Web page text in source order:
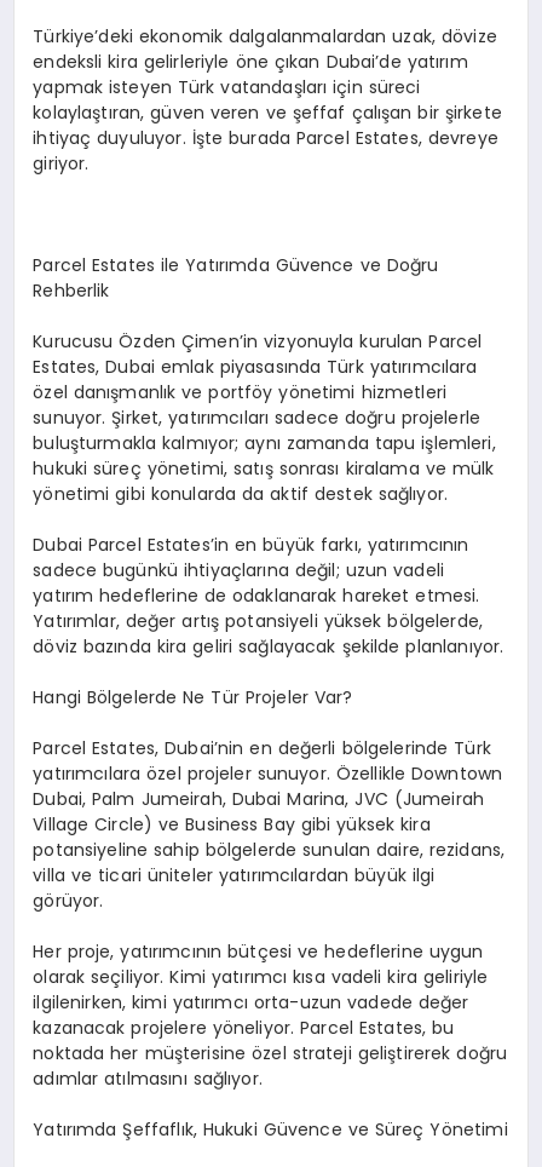
Türkiye’deki ekonomik dalgalanmalardan uzak, dövize
endeksli kira gelirleriyle öne çıkan Dubai’de yatırım
yapmak isteyen Türk vatandaşları için süreci
kolaylaştıran, güven veren ve şeffaf çalışan bir şirkete
ihtiyaç duyuluyor. İşte burada Parcel Estates, devreye
giriyor.
Parcel Estates ile Yatırımda Güvence ve Doğru
Rehberlik
Kurucusu Özden Çimen’in vizyonuyla kurulan Parcel
Estates, Dubai emlak piyasasında Türk yatırımcılara
özel danışmanlık ve portföy yönetimi hizmetleri
sunuyor. Şirket, yatırımcıları sadece doğru projelerle
buluşturmakla kalmıyor; aynı zamanda tapu işlemleri,
hukuki süreç yönetimi, satış sonrası kiralama ve mülk
yönetimi gibi konularda da aktif destek sağlıyor.
Dubai Parcel Estates’in en büyük farkı, yatırımcının
sadece bugünkü ihtiyaçlarına değil; uzun vadeli
yatırım hedeflerine de odaklanarak hareket etmesi.
Yatırımlar, değer artış potansiyeli yüksek bölgelerde,
döviz bazında kira geliri sağlayacak şekilde planlanıyor.
Hangi Bölgelerde Ne Tür Projeler Var?
Parcel Estates, Dubai’nin en değerli bölgelerinde Türk
yatırımcılara özel projeler sunuyor. Özellikle Downtown
Dubai, Palm Jumeirah, Dubai Marina, JVC (Jumeirah
Village Circle) ve Business Bay gibi yüksek kira
potansiyeline sahip bölgelerde sunulan daire, rezidans,
villa ve ticari üniteler yatırımcılardan büyük ilgi
görüyor.
Her proje, yatırımcının bütçesi ve hedeflerine uygun
olarak seçiliyor. Kimi yatırımcı kısa vadeli kira geliriyle
ilgilenirken, kimi yatırımcı orta-uzun vadede değer
kazanacak projelere yöneliyor. Parcel Estates, bu
noktada her müşterisine özel strateji geliştirerek doğru
adımlar atılmasını sağlıyor.
Yatırımda Şeffaflık, Hukuki Güvence ve Süreç Yönetimi